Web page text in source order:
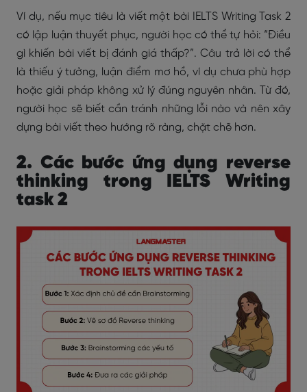
Ví dụ, nếu mục tiêu là viết một bài IELTS Writing Task 2
có lập luận thuyết phục, người học có thể tự hỏi: “Điều
gì khiến bài viết bị đánh giá thấp?”. Câu trả lời có thể
là thiếu ý tưởng, luận điểm mơ hồ, ví dụ chưa phù hợp
hoặc giải pháp không xử lý đúng nguyên nhân. Từ đó,
người học sẽ biết cần tránh những lỗi nào và nên xây
dựng bài viết theo hướng rõ ràng, chặt chẽ hơn.
2. Các bước ứng dụng reverse
thinking trong IELTS Writing
task 2